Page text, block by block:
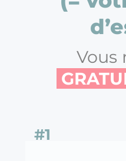
Vous
#1